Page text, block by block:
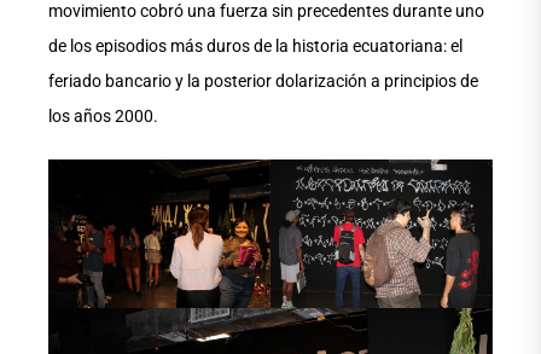
movimiento cobró una fuerza sin precedentes durante uno
de los episodios más duros de la historia ecuatoriana: el
feriado bancario y la posterior dolarización a principios de
los años 2000.